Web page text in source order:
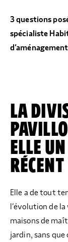
3 questions
spécialiste
LA
ELLE
Elle a de tout
l’évolution de
maisons de
jardin, sans que